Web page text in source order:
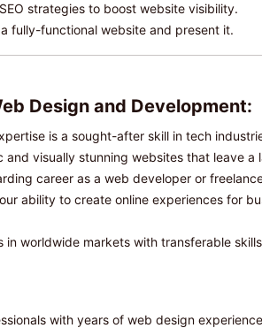
strategies to boost website visibility.
fully-functional website and present it.
Design and Development:
is a sought-after skill in tech
and visually stunning websites that leave a
career as a web developer or
ability to create online experiences for
in worldwide markets with transferable
with years of web design